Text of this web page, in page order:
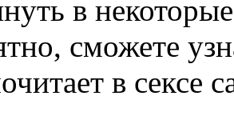
в
сможете
в сексе